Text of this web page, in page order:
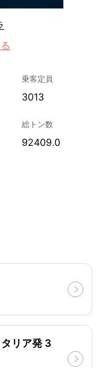
乗客定員
3013
総トン数
92409.0
リア発 3